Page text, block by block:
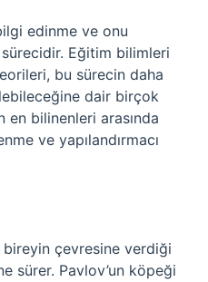
edinme ve onu
Eğitim bilimleri
bu sürecin daha
dair birçok
en bilinenleri arasında
ve yapılandırmacı
bireyin çevresine verdiği
sürer. Pavlov’un köpeği